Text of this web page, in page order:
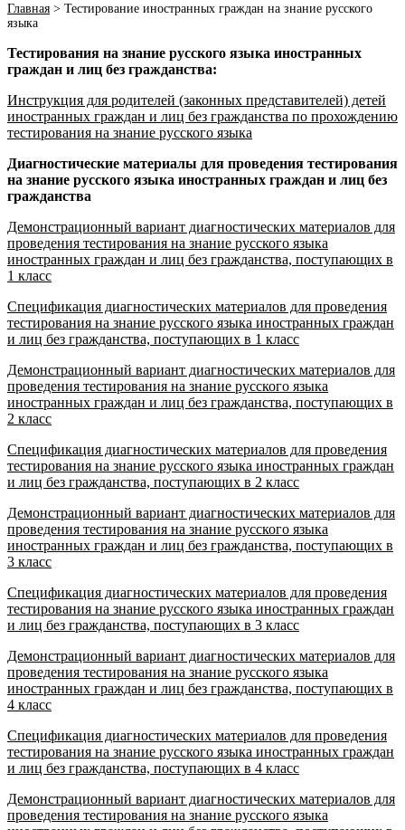
Главная > Тестирование иностранных граждан на знание русского
языка
Тестирования на знание русского языка иностранных
граждан и лиц без гражданства:
Инструкция для родителей (законных представителей) детей
иностранных граждан и лиц без гражданства по прохождению
тестирования на знание русского языка
Диагностические материалы для проведения тестирования
на знание русского языка иностранных граждан и лиц без
гражданства
Демонстрационный вариант диагностических материалов для
проведения тестирования на знание русского языка
иностранных граждан и лиц без гражданства, поступающих в
1 класс
Спецификация диагностических материалов для проведения
тестирования на знание русского языка иностранных граждан
и лиц без гражданства, поступающих в 1 класс
Демонстрационный вариант диагностических материалов для
проведения тестирования на знание русского языка
иностранных граждан и лиц без гражданства, поступающих в
2 класс
Спецификация диагностических материалов для проведения
тестирования на знание русского языка иностранных граждан
и лиц без гражданства, поступающих в 2 класс
Демонстрационный вариант диагностических материалов для
проведения тестирования на знание русского языка
иностранных граждан и лиц без гражданства, поступающих в
3 класс
Спецификация диагностических материалов для проведения
тестирования на знание русского языка иностранных граждан
и лиц без гражданства, поступающих в 3 класс
Демонстрационный вариант диагностических материалов для
проведения тестирования на знание русского языка
иностранных граждан и лиц без гражданства, поступающих в
4 класс
Спецификация диагностических материалов для проведения
тестирования на знание русского языка иностранных граждан
и лиц без гражданства, поступающих в 4 класс
Демонстрационный вариант диагностических материалов для
проведения тестирования на знание русского языка